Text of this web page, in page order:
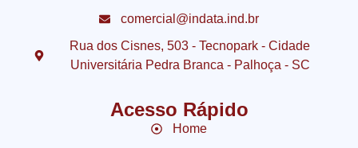
comercial@indata.ind.br
Rua dos Cisnes, 503 - Tecnopark - Cidade
Universitária Pedra Branca - Palhoça - SC
Acesso Rápido
Home